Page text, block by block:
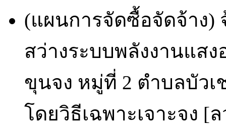
(แผนการจัดซื้อจัดจ้าง)
สว่างระบบพลังงานแส
ขุนจง หมู่ที่ 2 ตำบลบัวเ
โดยวิธีเฉพาะเจาะจง [